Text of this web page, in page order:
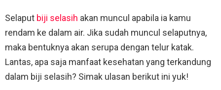
Selaput biji selasih akan muncul apabila ia kamu
rendam ke dalam air. Jika sudah muncul selaputnya,
maka bentuknya akan serupa dengan telur katak.
Lantas, apa saja manfaat kesehatan yang terkandung
dalam biji selasih? Simak ulasan berikut ini yuk!